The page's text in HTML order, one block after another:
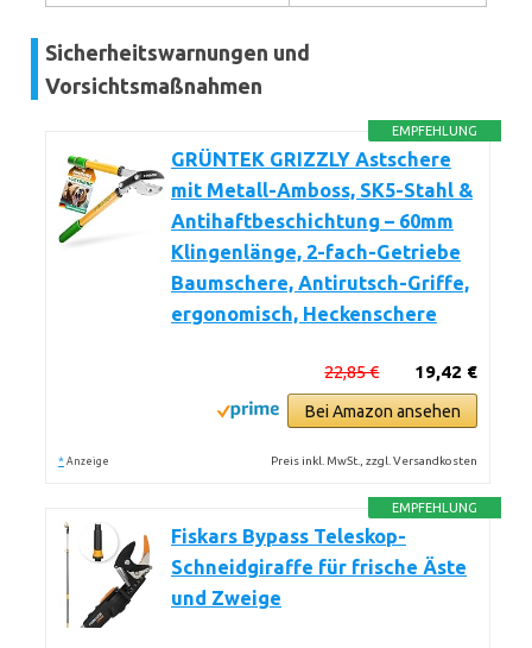
Sicherheitswarnungen und
Vorsichtsmaßnahmen
EMPFEHLUNG
GRÜNTEK GRIZZLY Astschere
mit Metall-Amboss, SK5-Stahl &
Antihaftbeschichtung – 60mm
Klingenlänge, 2-fach-Getriebe
Baumschere, Antirutsch-Griffe,
ergonomisch, Heckenschere
19,42 €
22,85 €
Bei Amazon ansehen
* Anzeige Preis inkl. MwSt., zzgl. Versandkosten
EMPFEHLUNG
Fiskars Bypass Teleskop-
Schneidgiraffe für frische Äste
und Zweige